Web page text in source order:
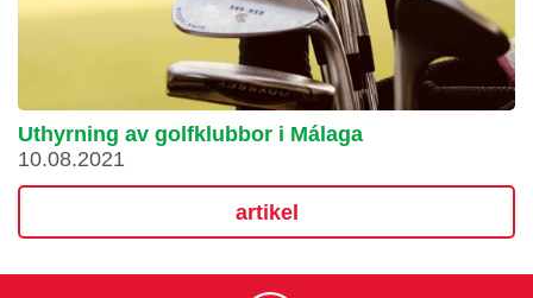
Uthyrning av golfklubbor i Málaga
10.08.2021
artikel